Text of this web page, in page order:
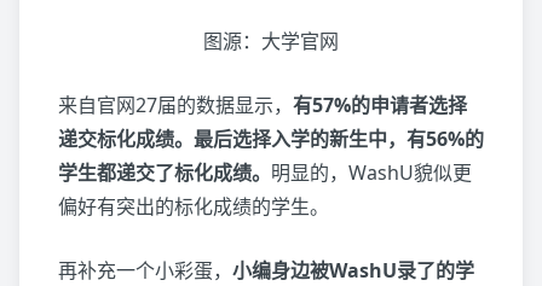
图源：大学官网
来自官网27届的数据显示， 有57%的申请者选择
递交标化成绩。最后选择入学的新生中，有56%的
学生都递交了标化成绩。 明显的，WashU貌似更
偏好有突出的标化成绩的学生。
再补充一个小彩蛋， 小编身边被WashU录了的学